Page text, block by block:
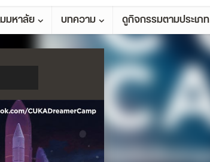
มหาลัย บทความ ดูกิจกรรมตามประเภท